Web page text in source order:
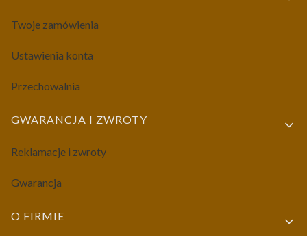
Twoje zamówienia
Ustawienia konta
Przechowalnia
GWARANCJA I ZWROTY
Reklamacje i zwroty
Gwarancja
O FIRMIE